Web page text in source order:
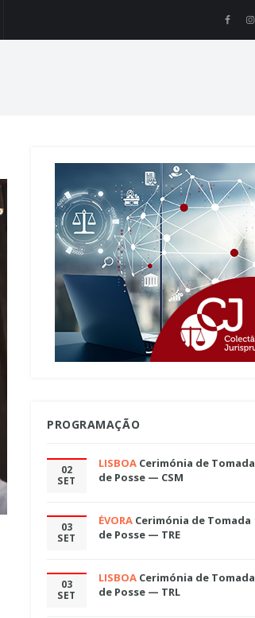
PROGRAMAÇÃO
02
SET
LISBOA Cerimónia de Tomada
de Posse — CSM
03
SET
ÉVORA Cerimónia de Tomada
de Posse — TRE
03
SET
LISBOA Cerimónia de Tomada
de Posse — TRL